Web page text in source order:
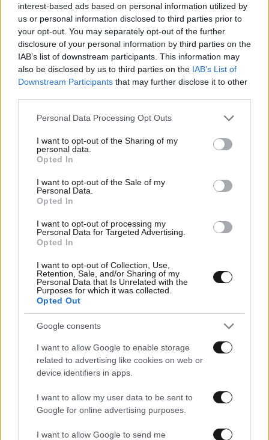
interest-based ads based on personal information utilized by
us or personal information disclosed to third parties prior to
your opt-out. You may separately opt-out of the further
disclosure of your personal information by third parties on the
IAB’s list of downstream participants. This information may
also be disclosed by us to third parties on the IAB’s List of
Downstream Participants that may further disclose it to other
Please note that this website/app uses one or more Google
not limited to your visit or usage behaviour. You may click to
grant or deny consent to Google and its third-party tags to
use your data for below specified purposes in below Google
consent section.
Personal Data Processing Opt Outs
I want to opt-out of the Sharing of my
personal data.
Opted In
I want to opt-out of the Sale of my
Personal Data.
Opted In
I want to opt-out of processing my
Personal Data for Targeted Advertising.
Opted In
I want to opt-out of Collection, Use,
Retention, Sale, and/or Sharing of my
Personal Data that Is Unrelated with the
Purposes for which it was collected.
Opted Out
Google consents
I want to allow Google to enable storage
related to advertising like cookies on web or
device identifiers in apps.
I want to allow my user data to be sent to
Google for online advertising purposes.
I want to allow Google to send me
Προκριματικά Μουντιάλ 2022: Πιο κοντά στο Κατάρ η
Ουκρανία μετά τη νίκη στη Σκωτία – Δείτε τα γκολ
30·03·2022 18:19
αγώνα μετά την εισβολή των οπαδών